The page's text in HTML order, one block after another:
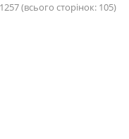
(всього сторінок: 105)